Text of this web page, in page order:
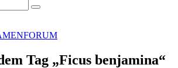
Tag „Ficus benjamina“